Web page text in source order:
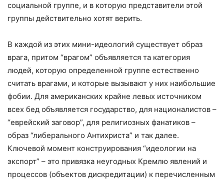
социальной группе, и в которую представители этой
группы действительно хотят верить.
В каждой из этих мини-идеологий существует образ
врага, притом “врагом” объявляется та категория
людей, которую определенной группе естественно
считать врагами, и которые вызывают у них наибольшие
фобии. Для американских крайне левых источником
всех бед объявляется государство, для националистов –
“еврейский заговор”, для религиозных фанатиков –
образ “либерального Антихриста” и так далее.
Ключевой момент конструирования “идеологии на
экспорт” – это привязка неугодных Кремлю явлений и
процессов (объектов дискредитации) к перечисленным